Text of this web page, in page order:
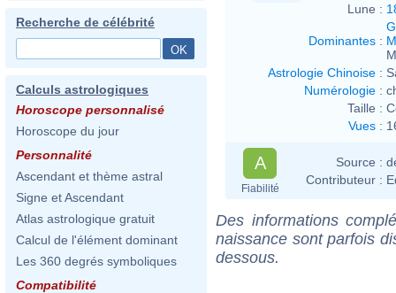
Recherche de célébrité
Calculs astrologiques
Horoscope personnalisé
Horoscope du jour
Personnalité
Ascendant et thème astral
Signe et Ascendant
Atlas astrologique gratuit
Calcul de l'élément dominant
Les 360 degrés symboliques
Compatibilité
Lune :
Dominantes :
Astrologie Chinoise :
Numérologie :
Taille :
Vues :
A
Fiabilité
Source :
Contributeur :
Des informations
naissance sont parfois
dessous.